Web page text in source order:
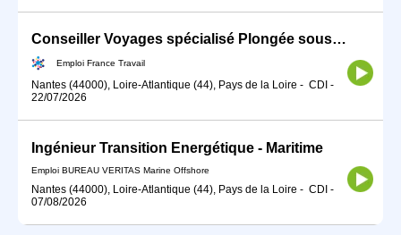
Conseiller Voyages spécialisé Plongée sous-marine (H/F)
Emploi France Travail
Nantes (44000), Loire-Atlantique (44), Pays de la Loire - CDI -
22/07/2026
Ingénieur Transition Energétique - Maritime
Emploi BUREAU VERITAS Marine Offshore
Nantes (44000), Loire-Atlantique (44), Pays de la Loire - CDI -
07/08/2026